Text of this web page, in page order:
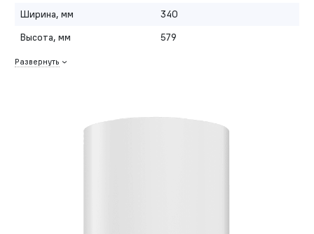
Ширина, мм
340
Высота, мм
579
Развернуть